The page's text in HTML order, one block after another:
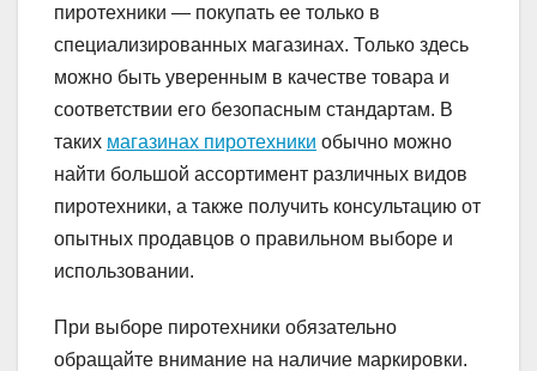
пиротехники — покупать ее только в
специализированных магазинах. Только здесь
можно быть уверенным в качестве товара и
соответствии его безопасным стандартам. В
таких магазинах пиротехники обычно можно
найти большой ассортимент различных видов
пиротехники, а также получить консультацию от
опытных продавцов о правильном выборе и
использовании.
При выборе пиротехники обязательно
обращайте внимание на наличие маркировки.